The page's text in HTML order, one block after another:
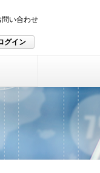
問い合わせ
グイン